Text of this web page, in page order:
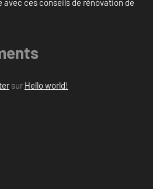
avec ces conseils de rénovation de
sur Hello world!